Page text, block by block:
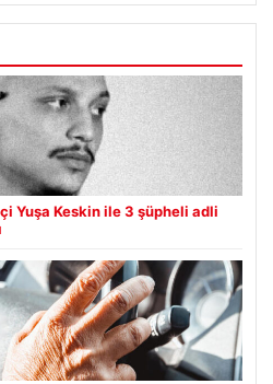
Yuşa Keskin ile 3 şüpheli adli